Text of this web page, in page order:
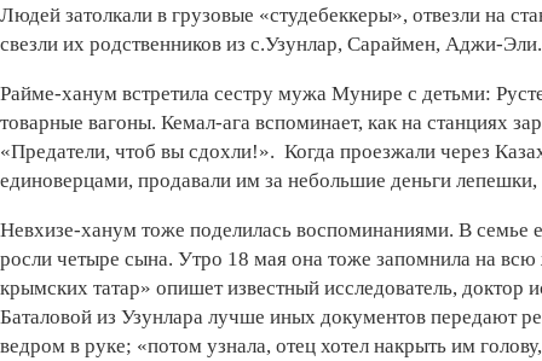
Людей затолкали в грузовые «студебеккеры», отвезли на
свезли их родственников из с.Узунлар, Сараймен, Аджи-Эли.
Райме-ханум встретила сестру мужа Мунире с детьми:
товарные вагоны. Кемал-ага вспоминает, как на станциях
«Предатели, чтоб вы сдохли!». Когда проезжали через
единоверцами, продавали им за небольшие деньги
Невхизе-ханум тоже поделилась воспоминаниями. В семье
росли четыре сына. Утро 18 мая она тоже запомнила на
крымских татар» опишет известный исследователь,
Баталовой из Узунлара лучше иных документов передают
ведром в руке; «потом узнала, отец хотел накрыть им